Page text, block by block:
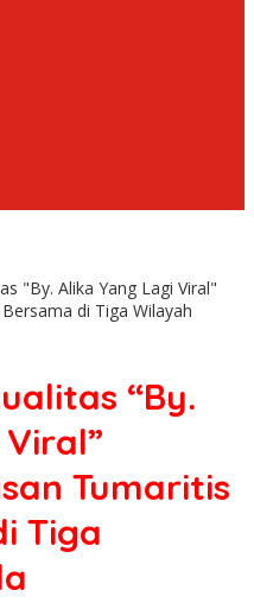
"By. Alika Yang Lagi Viral"
di Tiga Wilayah
“By.
Tumaritis
Tiga